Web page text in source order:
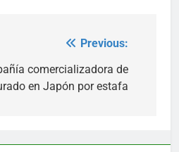
Previous:
comercializadora de
en Japón por estafa